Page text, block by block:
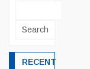
RECENT